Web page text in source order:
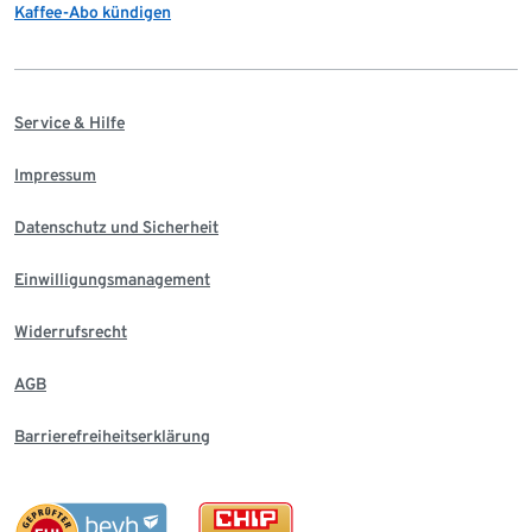
Kaffee-Abo kündigen
Service & Hilfe
Impressum
Datenschutz und Sicherheit
Einwilligungsmanagement
Widerrufsrecht
AGB
Barrierefreiheitserklärung